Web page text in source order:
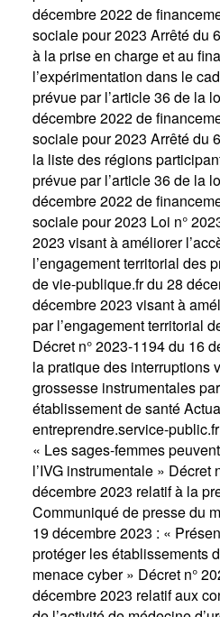
décembre 2022 de
sociale pour 2023 Arrêté du
à la prise en charge et au
l’expérimentation dans le
prévue par l’article 36 de la
décembre 2022 de
sociale pour 2023 Arrêté du
la liste des régions
prévue par l’article 36 de la
décembre 2022 de
sociale pour 2023 Loi n°
2023 visant à améliorer
l’engagement territorial des
de vie-publique.fr du 28
décembre 2023 visant à
par l’engagement territorial
Décret n° 2023-1194 du 16
la pratique des interruptions
grossesse instrumentales
établissement de santé
entreprendre.service-
« Les sages-femmes
l’IVG instrumentale » Décret
décembre 2023 relatif à la
Communiqué de presse du
19 décembre 2023 : «
protéger les établissements
menace cyber » Décret n°
décembre 2023 relatif aux